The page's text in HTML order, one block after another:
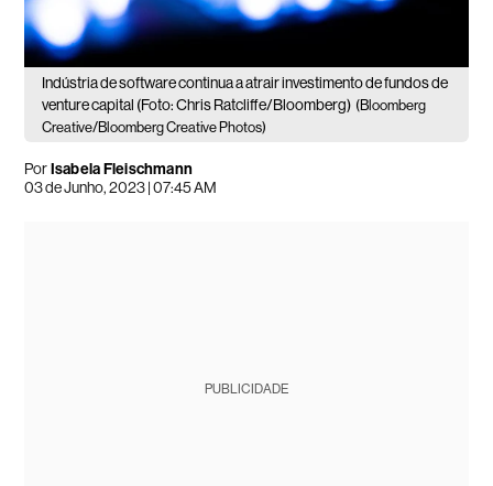
Indústria de software continua a atrair investimento de fundos de
venture capital (Foto: Chris Ratcliffe/Bloomberg) (Bloomberg
Creative/Bloomberg Creative Photos)
PorIsabela Fleischmann
03 de Junho, 2023 | 07:45 AM
PUBLICIDADE